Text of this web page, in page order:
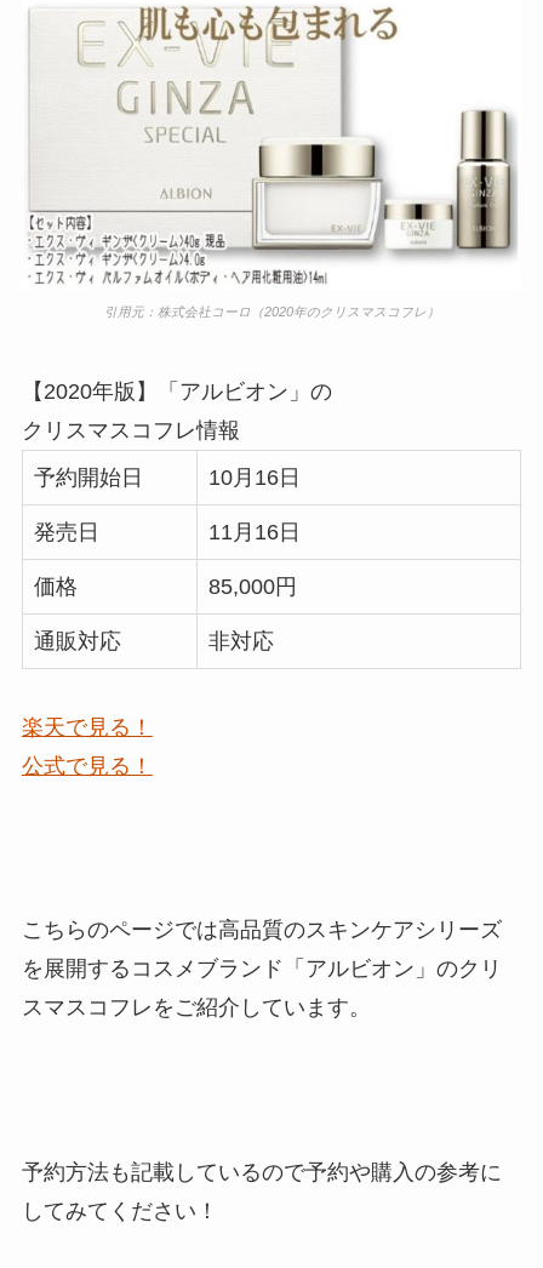
引用元：株式会社コーロ（2020年のクリスマスコフレ）
【2020年版】「アルビオン」の
クリスマスコフレ情報
予約開始日
10月16日
発売日 11月16日
価格 85,000円
通販対応 非対応
楽天で見る！
公式で見る！
こちらのページでは高品質のスキンケアシリーズ
を展開するコスメブランド「アルビオン」のクリ
スマスコフレをご紹介しています。
予約方法も記載しているので予約や購入の参考に
してみてください！